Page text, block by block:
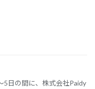
5日の間に、株式会社Paidy